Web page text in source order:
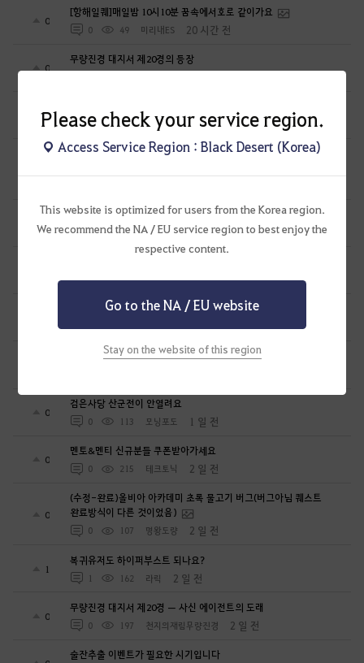
Please check your service region.
Access Service Region : Black Desert (Korea)
This website is optimized for users from the Korea region.
We recommend the NA / EU service region to best enjoy the
respective content.
Go to the NA / EU website
Stay on the website of this region
0
[항해일퀘]매일밤 10시10분 꿈속에서호로 같이가요
0 49 미리내ES 20 시간 전
0
무량진경 대지서 제20경의 등장
1
2 62 주황악어 1 일 전
복귀 유저 이며 지금 물물교환 어려움 있습니다..~_~.;;;일괄 넣는게
0
2년전 그일 같은건 이제 없겠죠?
0 165 보셈84 1 일 전
0 46 새벽의기쁨-KR 1 일 전
하이퍼 부스트 이벤트 평가
1 151 황금나무숲-KR 1 일 전
악어 스폰 지점
0
검은사당 산군전이 안열려요
0 113 모닝포도 1 일 전
0
멘토&멘티 신규분들 쿠폰받아가세요
0 215 테크토닉 2 일 전
0
(수정-완료)올비아 아카데미 초록 물고기 버그(버그아님 퀘스트
완료방식이 다른 것이었음)
0 107 명왕도량 2 일 전
1
복귀유저도 하이퍼부스트 되나요?
1 162 라릭 2 일 전
0
무량진경 대지서 제20경 — 사신 에이전트의 도래
0 197 천지의재림무량진경 2 일 전
술잔추출 이벤트가 필요한 시기입니다